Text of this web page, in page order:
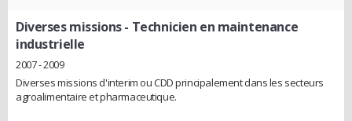
Diverses missions- Technicien en maintenance
industrielle
2007 - 2009
Diverses missions d'interim ou CDD principalement dans les secteurs
agroalimentaire et pharmaceutique.